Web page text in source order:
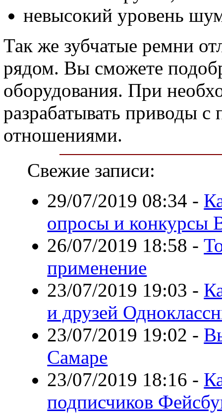
невысокий уровень
Так же зубчатые ремни
рядом. Вы сможете
оборудования. При
разрабатывать приводы
отношениями.
Свежие записи:
29/07/2019 08:34 -
опросы и конкурсы
26/07/2019 18:58 -
применение
23/07/2019 19:03 -
и друзей
23/07/2019 19:02 -
Самаре
23/07/2019 18:16 -
подписчиков